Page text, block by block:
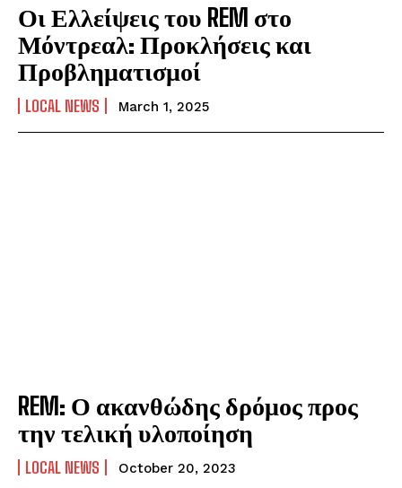
Οι Ελλείψεις του REM στο
Μόντρεαλ: Προκλήσεις και
Προβληματισμοί
LOCAL NEWS March 1, 2025
REM: Ο ακανθώδης δρόμος προς
την τελική υλοποίηση
LOCAL NEWS October 20, 2023